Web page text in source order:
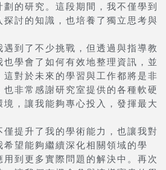
的研究。這段期間，我不僅學到
探討的知識，也培養了獨立思考與
到了不少挑戰，但透過與指導教
學會了如何有效地整理資訊，並
對於未來的學習與工作都將是非
非常感謝研究室提供的各種軟硬
，讓我能夠專心投入，發揮最大
提升了我的學術能力，也讓我對
望能夠繼續深化相關領域的學
到更多實際問題的解決中。再次